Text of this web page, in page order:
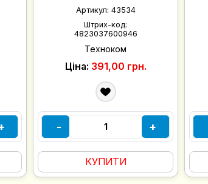
Артикул: 43534
Штрих-код:
4823037600946
Техноком
Ціна: 391,00 грн.
- +
КУПИТИ